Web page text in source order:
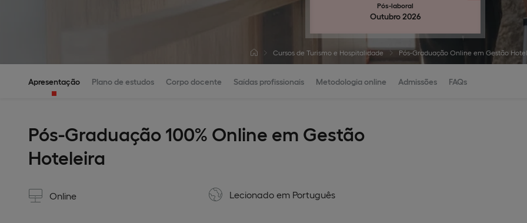
Pós-laboral
Outubro 2026
Cursos de Turismo e Hospitalidade Pós-Graduação Online em Gestão
Apresentação Plano de estudos Corpo docente Saídas profissionais Metodologia online Admissões FAQs
Pós-Graduação 100% Online em Gestão
Hoteleira
Online Lecionado em Português